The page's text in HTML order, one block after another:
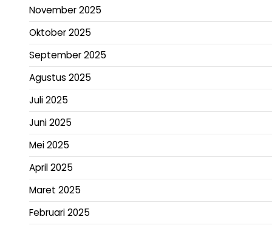
November 2025
Oktober 2025
September 2025
Agustus 2025
Juli 2025
Juni 2025
Mei 2025
April 2025
Maret 2025
Februari 2025